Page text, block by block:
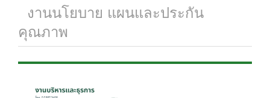
งานนโยบาย แผนและประกัน
คุณภาพ